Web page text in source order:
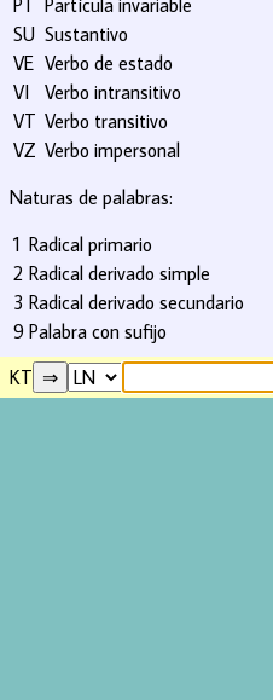
PT Partícula invariable
SU Sustantivo
VE Verbo de estado
VI
Verbo intransitivo
VT Verbo transitivo
VZ Verbo impersonal
Naturas de palabras:
1 Radical primario
2 Radical derivado simple
3 Radical derivado secundario
9 Palabra con sufijo
KT